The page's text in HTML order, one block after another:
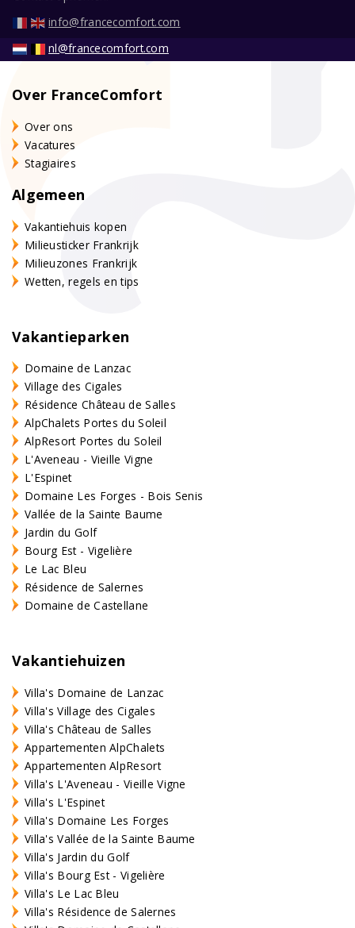
info@francecomfort.com
nl@francecomfort.com
Over FranceComfort
Over ons
Vacatures
Stagiaires
Algemeen
Vakantiehuis kopen
Milieusticker Frankrijk
Milieuzones Frankrijk
Wetten, regels en tips
Vakantieparken
Domaine de Lanzac
Village des Cigales
Résidence Château de Salles
AlpChalets Portes du Soleil
AlpResort Portes du Soleil
L'Aveneau - Vieille Vigne
L'Espinet
Domaine Les Forges - Bois Senis
Vallée de la Sainte Baume
Jardin du Golf
Bourg Est - Vigelière
Le Lac Bleu
Résidence de Salernes
Domaine de Castellane
Vakantiehuizen
Villa's Domaine de Lanzac
Villa's Village des Cigales
Villa's Château de Salles
Appartementen AlpChalets
Appartementen AlpResort
Villa's L'Aveneau - Vieille Vigne
Villa's L'Espinet
Villa's Domaine Les Forges
Villa's Vallée de la Sainte Baume
Villa's Jardin du Golf
Villa's Bourg Est - Vigelière
Villa's Le Lac Bleu
Villa's Résidence de Salernes